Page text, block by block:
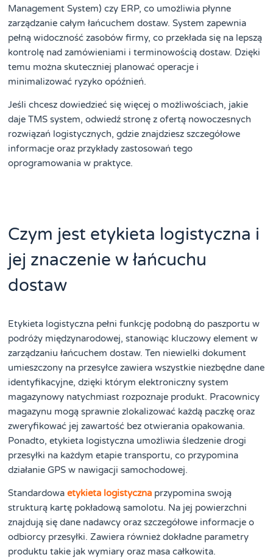
Management System) czy ERP, co umożliwia płynne
zarządzanie całym łańcuchem dostaw. System zapewnia
pełną widoczność zasobów firmy, co przekłada się na lepszą
kontrolę nad zamówieniami i terminowością dostaw. Dzięki
temu można skuteczniej planować operacje i
minimalizować ryzyko opóźnień.
Jeśli chcesz dowiedzieć się więcej o możliwościach, jakie
daje TMS system, odwiedź stronę z ofertą nowoczesnych
rozwiązań logistycznych, gdzie znajdziesz szczegółowe
informacje oraz przykłady zastosowań tego
oprogramowania w praktyce.
Czym jest etykieta logistyczna i
jej znaczenie w łańcuchu
dostaw
Etykieta logistyczna pełni funkcję podobną do paszportu w
podróży międzynarodowej, stanowiąc kluczowy element w
zarządzaniu łańcuchem dostaw. Ten niewielki dokument
umieszczony na przesyłce zawiera wszystkie niezbędne dane
identyfikacyjne, dzięki którym elektroniczny system
magazynowy natychmiast rozpoznaje produkt. Pracownicy
magazynu mogą sprawnie zlokalizować każdą paczkę oraz
zweryfikować jej zawartość bez otwierania opakowania.
Ponadto, etykieta logistyczna umożliwia śledzenie drogi
przesyłki na każdym etapie transportu, co przypomina
działanie GPS w nawigacji samochodowej.
Standardowaetykieta logistyczna przypomina swoją
strukturą kartę pokładową samolotu. Na jej powierzchni
znajdują się dane nadawcy oraz szczegółowe informacje o
odbiorcy przesyłki. Zawiera również dokładne parametry
produktu takie jak wymiary oraz masa całkowita.